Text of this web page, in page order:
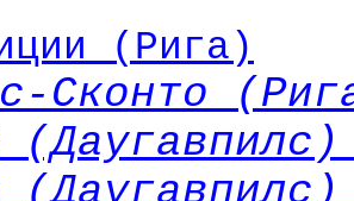
(Рига)
Сконто